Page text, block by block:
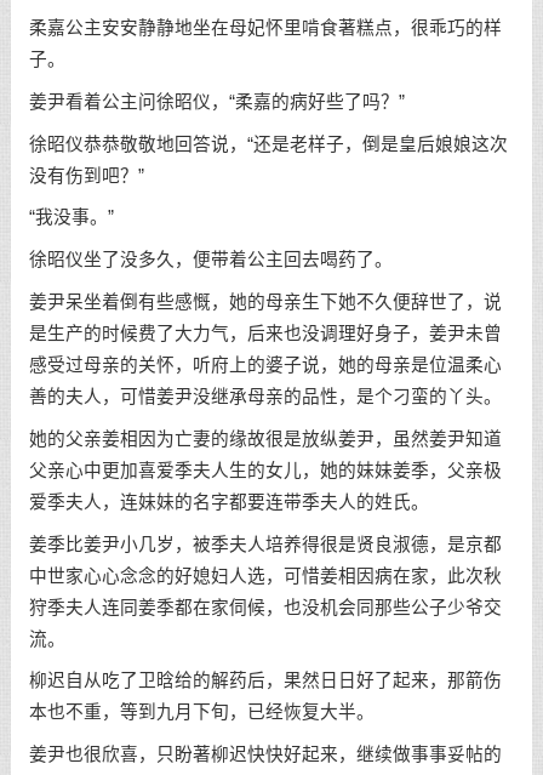
柔嘉公主安安静静地坐在母妃怀里啃食著糕点，很乖巧的样
子。
姜尹看着公主问徐昭仪，“柔嘉的病好些了吗？”
徐昭仪恭恭敬敬地回答说，“还是老样子，倒是皇后娘娘这次
没有伤到吧？”
“我没事。”
徐昭仪坐了没多久，便带着公主回去喝药了。
姜尹呆坐着倒有些感慨，她的母亲生下她不久便辞世了，说
是生产的时候费了大力气，后来也没调理好身子，姜尹未曾
感受过母亲的关怀，听府上的婆子说，她的母亲是位温柔心
善的夫人，可惜姜尹没继承母亲的品性，是个刁蛮的丫头。
她的父亲姜相因为亡妻的缘故很是放纵姜尹，虽然姜尹知道
父亲心中更加喜爱季夫人生的女儿，她的妹妹姜季，父亲极
爱季夫人，连妹妹的名字都要连带季夫人的姓氏。
姜季比姜尹小几岁，被季夫人培养得很是贤良淑德，是京都
中世家心心念念的好媳妇人选，可惜姜相因病在家，此次秋
狩季夫人连同姜季都在家伺候，也没机会同那些公子少爷交
流。
柳迟自从吃了卫晗给的解药后，果然日日好了起来，那箭伤
本也不重，等到九月下旬，已经恢复大半。
姜尹也很欣喜，只盼著柳迟快快好起来，继续做事事妥帖的